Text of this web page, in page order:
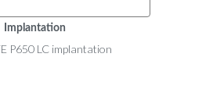
Implantation